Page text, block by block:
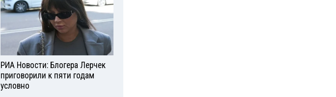
РИА Новости: Блогера Лерчек
приговорили к пяти годам
условно